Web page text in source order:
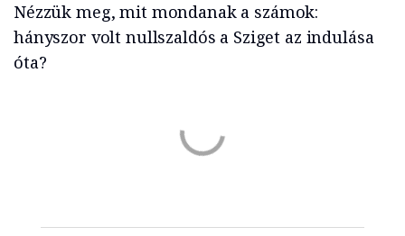
Nézzük meg, mit mondanak a számok:
hányszor volt nullszaldós a Sziget az indulása
óta?